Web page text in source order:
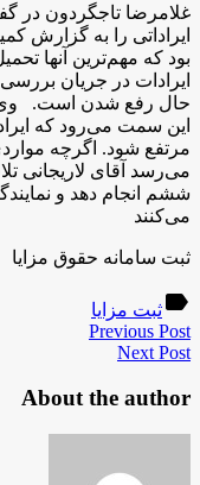
غلامرضا تاجگردون در
ایراداتی را به گزارش
بود که مهم‌ترین آنها
ایرادات در جریان
حال رفع شدن است. وی
این سمت می‌رود که
مرتفع شود. اگرچه
می‌رسد آقای لاریجانی
ششم انجام دهد و
می‌کنند
ثبت سامانه حقوق مزایا
labelثبت مزایا
Previous Post
Next Post
About the author